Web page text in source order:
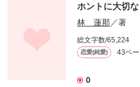
ずっと自分の中で温めてきた作品
あなたに出会っていなかったら
こんなにも苦しむことはなかった
でももう出会ってしまったの
愛してしまったの
ホントに大切
林 蓮那 ／著
総文字数/65,224
恋愛(純愛) 43ペ
0